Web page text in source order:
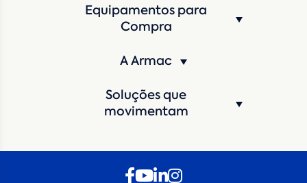
Equipamentos para
Compra
A Armac
Soluções que
movimentam
Máquina de interesse*
Qual o período de locação? *